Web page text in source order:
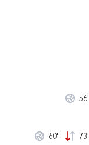
56'
60' 73'